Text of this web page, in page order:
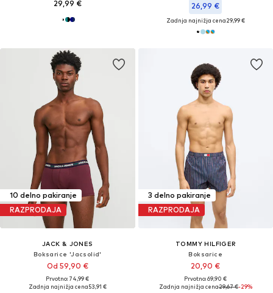
29,99 € 26,99 €
Zadnja najnižja cena29,99 €
10 delno pakiranje
RAZPRODAJA
JACK & JONES
Boksarice 'Jacsolid'
Od 59,90 €
Prvotno: 74,99 €
Zadnja najnižja cena53,91 €
3 delno pakiranje
RAZPRODAJA
TOMMY HILFIGER
Boksarice
20,90 €
Prvotno: 69,90 €
Zadnja najnižja cena29,67 €-29%